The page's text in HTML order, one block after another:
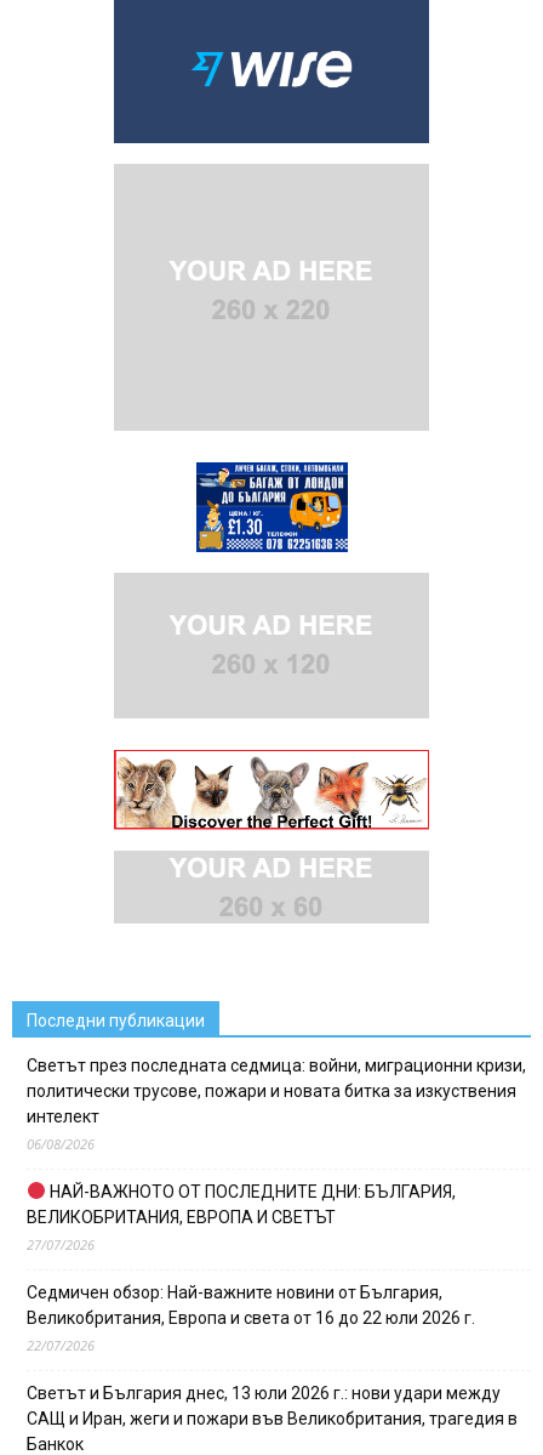
Последни публикации
Светът през последната седмица: войни, миграционни кризи,
политически трусове, пожари и новата битка за изкуствения
интелект
06/08/2026
НАЙ-ВАЖНОТО ОТ ПОСЛЕДНИТЕ ДНИ: БЪЛГАРИЯ,
ВЕЛИКОБРИТАНИЯ, ЕВРОПА И СВЕТЪТ
27/07/2026
Седмичен обзор: Най-важните новини от България,
Великобритания, Европа и света от 16 до 22 юли 2026 г.
22/07/2026
Светът и България днес, 13 юли 2026 г.: нови удари между
САЩ и Иран, жеги и пожари във Великобритания, трагедия в
Банкок